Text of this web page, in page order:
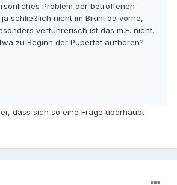
Problem der betroffenen
schließlich nicht im Bikini da vorne,
verführerisch ist das m.E. nicht.
zu Beginn der Pupertät aufhören?
dass sich so eine Frage überhaupt